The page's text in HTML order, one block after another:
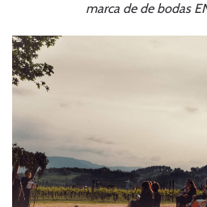
marca de de bodas